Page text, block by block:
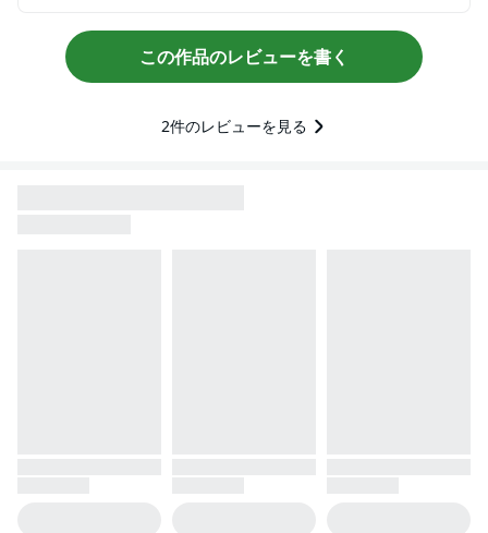
この作品のレビューを書く
2件のレビューを見る